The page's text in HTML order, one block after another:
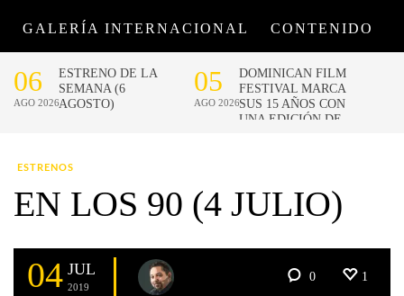
GALERÍA INTERNACIONAL CONTENIDO
ESTRENOS
EN LOS 90 (4 JULIO)
04 JUL
2019
0 1